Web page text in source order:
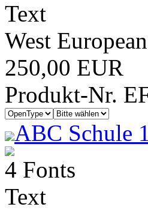
Text
West European
250,00 EUR
Produkt-Nr.
ABC Schule
4 Fonts
Text